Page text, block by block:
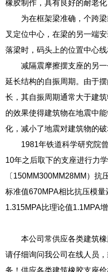
橡胶制作，具有良好的耐老化
为在框架梁准确，个跨
叉定位中心，在梁的另一端
落梁时，码头上的位置中心线
减隔震摩擦摆支座的另
延长结构的自振周期。由于
长，其自振周期通常大于建
的效果使得建筑物在地震中
化，减小了地震对建筑物的破
1981年铁道科学研究院
10年之后取下的支座进行力
〔150MM300MM28MM）抗
标准值670MPA相比抗压模
1.315MPA比理论值1.1MPA增
本公司常供应各类建筑
请仔细询问我公司在线人员
务！供应各类建筑橡胶支座价